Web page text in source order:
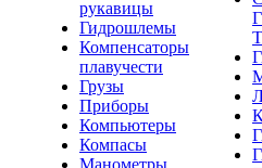
рукавицы
Гидрошлемы
Компенсаторы
плавучести
Грузы
Приборы
Компьютеры
Компасы
Манометры